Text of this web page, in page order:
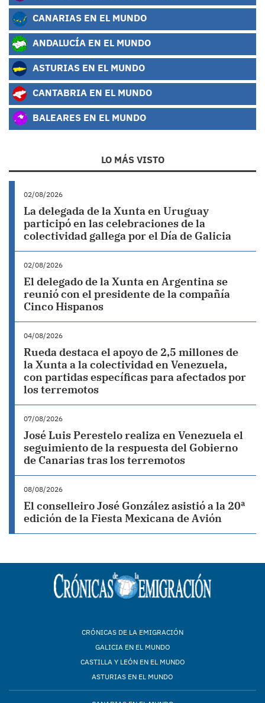
CANARIAS EN EL MUNDO
ANDALUCÍA EN EL MUNDO
ASTURIAS EN EL MUNDO
CANTABRIA EN EL MUNDO
BALEARES EN EL MUNDO
LO MÁS VISTO
02/08/2026
La delegada de la Xunta en Uruguay
participó en las celebraciones de la
colectividad gallega por el Día de Galicia
02/08/2026
El delegado de la Xunta en Argentina se
reunió con el presidente de la compañía
Cinco Hispanos
04/08/2026
Rueda destaca el apoyo de 2,5 millones de
la Xunta a la colectividad en Venezuela,
con partidas específicas para afectados por
los terremotos
07/08/2026
José Luis Perestelo realiza en Venezuela el
seguimiento de la respuesta del Gobierno
de Canarias tras los terremotos
08/08/2026
El conselleiro José González asistió a la 20ª
edición de la Fiesta Mexicana de Avión
CRÓNICAS DE LA EMIGRACIÓN
GALICIA EN EL MUNDO
CASTILLA Y LEÓN EN EL MUNDO
ASTURIAS EN EL MUNDO